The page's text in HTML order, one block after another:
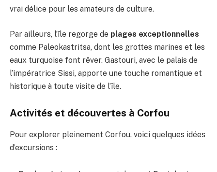
vrai délice pour les amateurs de culture.
Par ailleurs, l’île regorge de plages exceptionnelles
comme Paleokastritsa, dont les grottes marines et les
eaux turquoise font rêver. Gastouri, avec le palais de
l’impératrice Sissi, apporte une touche romantique et
historique à toute visite de l’île.
Activités et découvertes à Corfou
Pour explorer pleinement Corfou, voici quelques idées
d’excursions :